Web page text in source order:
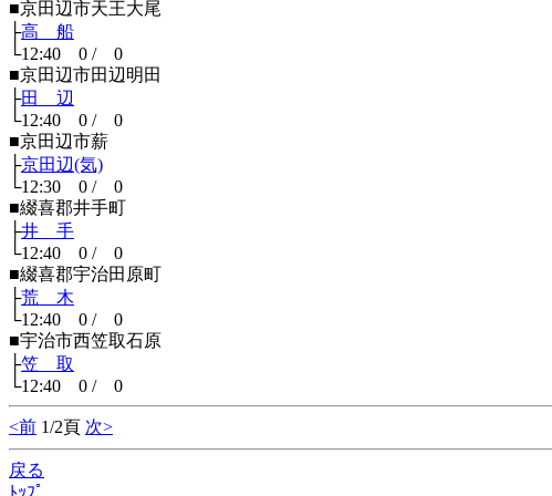
■京田辺市天王大尾
├高 船
└12:40 0 / 0
■京田辺市田辺明田
├田 辺
└12:40 0 / 0
■京田辺市薪
├京田辺(気)
└12:30 0 / 0
■綴喜郡井手町
├井 手
└12:40 0 / 0
■綴喜郡宇治田原町
├荒 木
└12:40 0 / 0
■宇治市西笠取石原
├笠 取
└12:40 0 / 0
<前 1/2頁 次>
戻る
ﾄｯﾌﾟ